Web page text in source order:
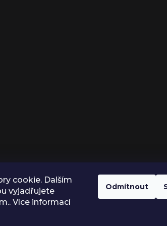
cookie. Dalším
vyjadřujete
Více informací
Odmítnout